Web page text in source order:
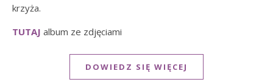
krzyża.
TUTAJ album ze zdjęciami
DOWIEDZ SIĘ WIĘCEJ